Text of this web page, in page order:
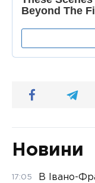
Новини
17:05
В Івано-